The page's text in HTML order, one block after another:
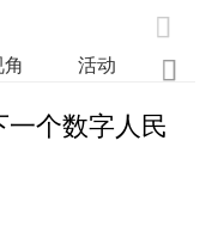

活动 业

个数字人民